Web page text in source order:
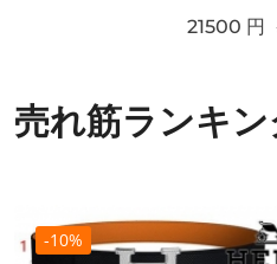
21500 円
売れ筋ランキ
-10%